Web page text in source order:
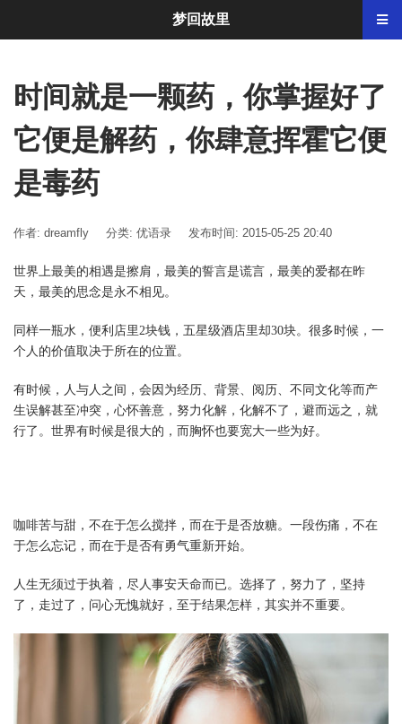
时间就是一颗药，你掌握好了
它便是解药，你肆意挥霍它便
是毒药
作者: dreamfly 分类: 优语录 发布时间: 2015-05-25 20:40
世界上最美的相遇是擦肩，最美的誓言是谎言，最美的爱都在昨
天，最美的思念是永不相见。
同样一瓶水，便利店里2块钱，五星级酒店里却30块。很多时候，一
个人的价值取决于所在的位置。
有时候，人与人之间，会因为经历、背景、阅历、不同文化等而产
生误解甚至冲突，心怀善意，努力化解，化解不了，避而远之，就
行了。世界有时候是很大的，而胸怀也要宽大一些为好。
咖啡苦与甜，不在于怎么搅拌，而在于是否放糖。一段伤痛，不在
于怎么忘记，而在于是否有勇气重新开始。
人生无须过于执着，尽人事安天命而已。选择了，努力了，坚持
了，走过了，问心无愧就好，至于结果怎样，其实并不重要。
梦回故里